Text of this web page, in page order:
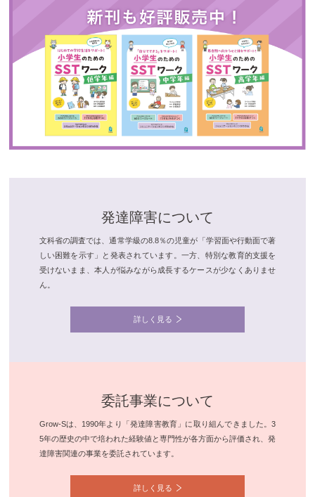
発達障害について
文科省の調査では、通常学級の8.8％の児童が「学習面や行動面で著
しい困難を示す」と発表されています。一方、特別な教育的支援を
受けないまま、本人が悩みながら成長するケースが少なくありませ
ん。
詳しく見る
委託事業について
Grow-Sは、1990年より「発達障害教育」に取り組んできました。3
5年の歴史の中で培われた経験値と専門性が各方面から評価され、発
達障害関連の事業を委託されています。
詳しく見る